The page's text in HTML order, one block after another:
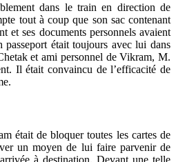
dans le train en direction de
tout à coup que son sac contenant
et ses documents personnels avaient
passeport était toujours avec lui dans
et ami personnel de Vikram, M.
Il était convaincu de l’efficacité de
était de bloquer toutes les cartes de
un moyen de lui faire parvenir de